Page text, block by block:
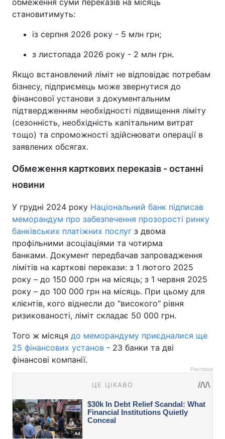
обмеження суми переказів на місяць
становитимуть:
із серпня 2026 року - 5 млн грн;
з листопада 2026 року - 2 млн грн.
Якщо встановлений ліміт не відповідає потребам
бізнесу, підприємець може звернутися до
фінансової установи з документальним
підтвердженням необхідності підвищення ліміту
(сезонність, необхідність капітальним витрат
тощо) та спроможності здійснювати операції в
заявлених обсягах.
Обмеження карткових переказів - останні
новини
У грудні 2024 року Національний банк підписав
меморандум про забезпечення прозорості ринку
банківських платіжних послуг з двома
профільними асоціаціями та чотирма
банками. Документ передбачав запровадження
лімітів на карткові перекази: з 1 лютого 2025
року – до 150 000 грн на місяць; з 1 червня 2025
року – до 100 000 грн на місяць. При цьому для
клієнтів, кого віднесли до "високого" рівня
ризикованості, ліміт складає 50 000 грн.
Того ж місяця до меморандуму приєдналися ще
25 фінансових установ - 23 банки та дві
фінансові компанії.
Реклама